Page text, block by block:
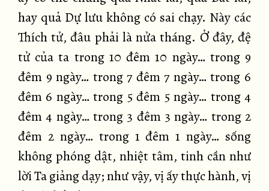
hay quả Dự lưu không có sai chạy. Này các
Thích tử, đâu phải là nửa tháng. Ở đây, đệ
tử của ta trong 10 đêm 10 ngày… trong 9
đêm 9 ngày… trong 7 đêm 7 ngày… trong 6
đêm 6 ngày… trong 5 đêm 5 ngày… trong 4
đêm 4 ngày… trong 3 đêm 3 ngày… trong 2
đêm 2 ngày… trong 1 đêm 1 ngày… sống
không phóng dật, nhiệt tâm, tinh cần như
lời Ta giảng dạy; như vậy, vị ấy thực hành, vị